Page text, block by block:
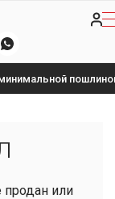
или